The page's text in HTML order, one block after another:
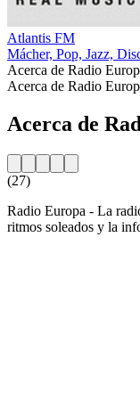
Atlantis FM
Mácher, Pop, Jazz,
Acerca de Radio
Acerca de Radio
Acerca de
(27)
Radio Europa - La
ritmos soleados y la